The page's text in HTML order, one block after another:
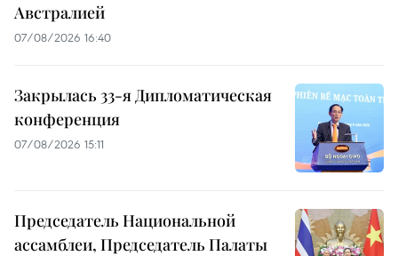
Австралией
07/08/2026 16:40
Закрылась 33-я Дипломатическая
конференция
07/08/2026 15:11
Председатель Национальной
ассамблеи, Председатель Палаты